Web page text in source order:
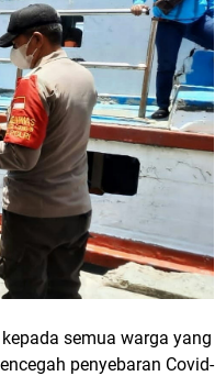
semua warga yang
penyebaran Covid-